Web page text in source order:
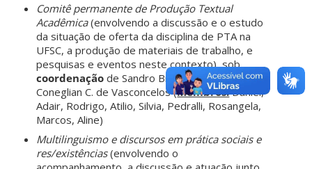
Comitê permanente de Produção Textual
Acadêmica(envolvendo a discussão e o estudo
da situação de oferta da disciplina de PTA na
UFSC, a produção de materiais de trabalho, e
pesquisas e eventos neste contexto), sob
coordenação de Sandro Braga e Silvia
Coneglian C. de Vasconcelos (Membros:Daniel,
Adair, Rodrigo, Atilio, Silvia, Pedralli, Rosangela,
Marcos, Aline)
Multilinguismo e discursos em prática sociais e
res/existências(envolvendo o